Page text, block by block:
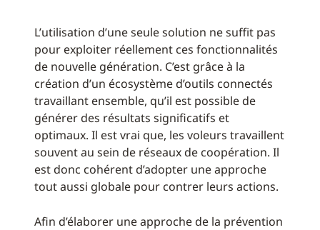
L’utilisation d’une seule solution ne suffit pas
pour exploiter réellement ces fonctionnalités
de nouvelle génération. C’est grâce à la
création d’un écosystème d’outils connectés
travaillant ensemble, qu’il est possible de
générer des résultats significatifs et
optimaux. Il est vrai que, les voleurs travaillent
souvent au sein de réseaux de coopération. Il
est donc cohérent d’adopter une approche
tout aussi globale pour contrer leurs actions.
Afin d’élaborer une approche de la prévention